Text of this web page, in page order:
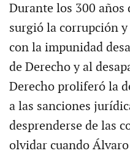
Durante los 300 años
surgió la corrupción
con la impunidad
de Derecho y al
Derecho proliferó la
a las sanciones
desprenderse de las
olvidar cuando